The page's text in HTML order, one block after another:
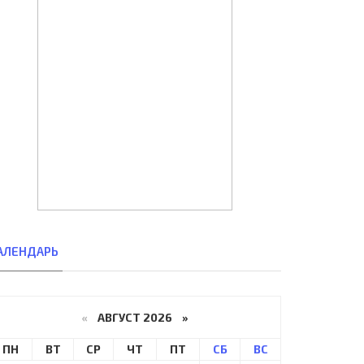
« АВГУСТ 2026 »
ПН ВТ СР ЧТ ПТ СБ ВС